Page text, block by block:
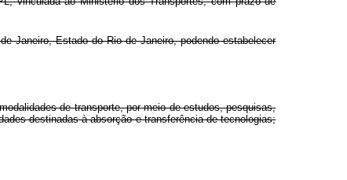
Janeiro, Estado do Rio de Janeiro, podendo estabelecer
de transporte, por meio de estudos, pesquisas,
destinadas à absorção e transferência de tecnologias;